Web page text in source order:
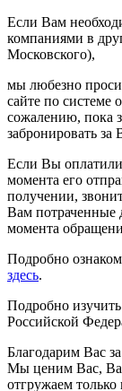
Если Вам
компаниями в
Московского),
мы любезно
сайте по системе
сожалению, пока
забронировать
Если Вы
момента его
получении,
Вам потраченные
момента
Подробно
здесь.
Подробно
Российской
Благодарим Вас
Мы ценим Вас,
отгружаем